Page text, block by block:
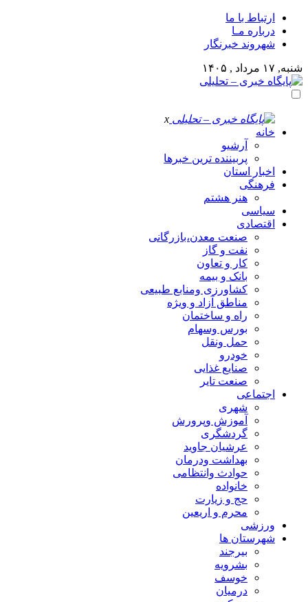
ارتباط با ما
درباره مـا
شهروند خبرنگار
شنبه, ۱۷ مرداد , ۱۴۰۵
x
خانه
آرشیو
پربیننده ترین خبرها
اخبار استان
فرهنگی
هنر هشتم
سیاسی
اقتصادی
صنعت معدن،بازرگانی
نفت و گاز
کار و تعاون
بانک و بیمه
کشاورزی ومنابع طبیعی
مناطق آزاد و ویژه
راه و ساختمان
بورس وسهام
حمل ونقل
خودرو
صنایع غذایی
صنعت تایر
اجتماعی
شهری
آموزش وپرورش
گردشگری
عرشیان جاوید
بهداشت ودرمان
حوادث وانتظامی
خانواده
حج و زیارت
محرم و اریعین
ورزشی
شهرستان ها
بیرجند
بشرویه
خوسف
درمیان